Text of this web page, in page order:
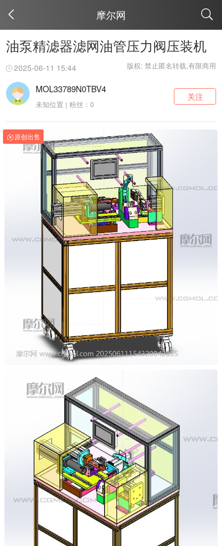
摩尔网
油泵精滤器滤网油管压力阀压装机
2025-06-11 15:44 版权: 禁止匿名转载,有限商用
MOL33789N0TBV4
未知位置 | 粉丝：0
关注
原创出售
取消